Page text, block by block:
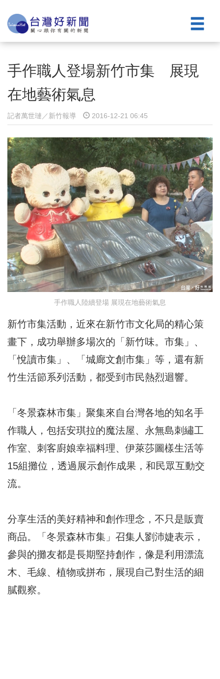
手作職人登場新竹市集 展現
在地藝術氣息
記者萬世璉／新竹報導 2016-12-21 06:45
手作職人陸續登場 展現在地藝術氣息
新竹市集活動，近來在新竹市文化局的精心策
畫下，成功舉辦多場次的「新竹味。市集」、
「悅讀市集」、「城廊文創市集」等，還有新
竹生活節系列活動，都受到市民熱烈迴響。
「冬景森林市集」聚集來自台灣各地的知名手
作職人，包括安琪拉的魔法屋、永無島刺繡工
作室、刺客廚娘幸福料理、伊萊莎圖樣生活等
15組攤位，透過展示創作成果，和民眾互動交
流。
分享生活的美好精神和創作理念，不只是販賣
商品。「冬景森林市集」召集人劉沛婕表示，
參與的攤友都是長期堅持創作，像是利用漂流
木、毛線、植物或拼布，展現自己對生活的細
膩觀察。